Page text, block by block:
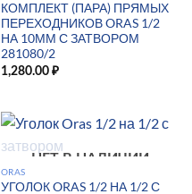
КОМПЛЕКТ (ПАРА) ПРЯМЫХ
ПЕРЕХОДНИКОВ ORAS 1/2
НА 10ММ С ЗАТВОРОМ
281080/2
1,280.00 ₽
НЕТ В НАЛИЧИИ
ORAS
УГОЛОК ORAS 1/2 НА 1/2 С